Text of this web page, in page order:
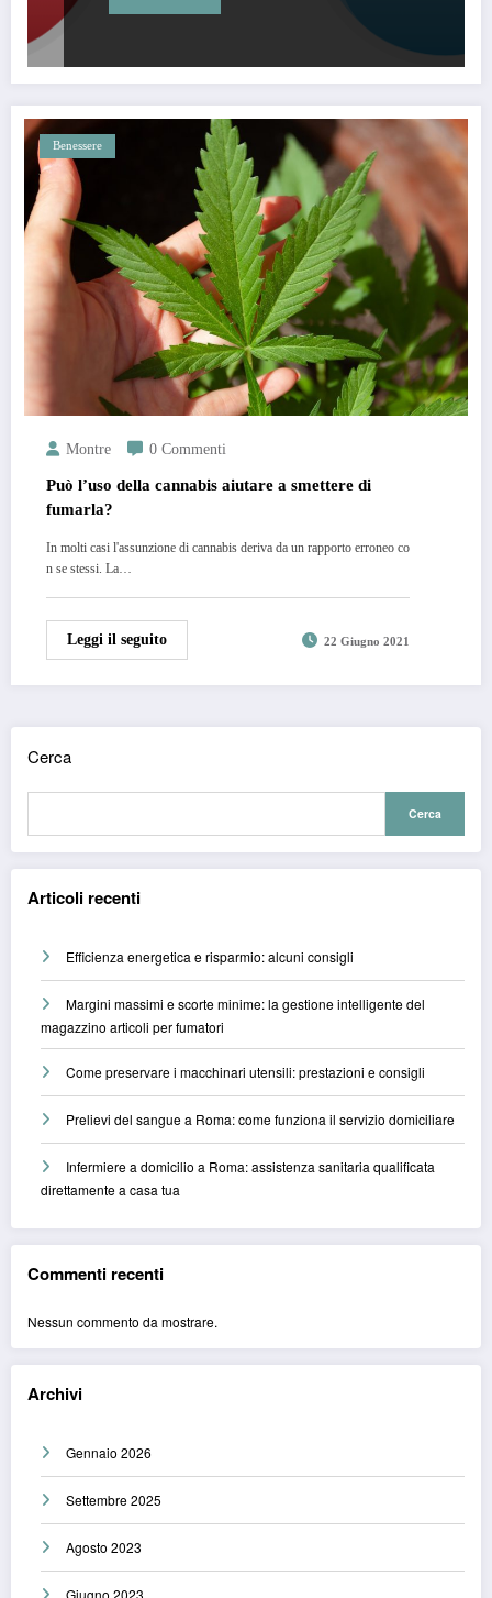
Benessere
Montre 0 Commenti
Può l’uso della cannabis aiutare a smettere di
fumarla?
In molti casi l'assunzione di cannabis deriva da un rapporto erroneo co
n se stessi. La…
Leggi il seguito 22 Giugno 2021
Cerca
Cerca
Articoli recenti
Efficienza energetica e risparmio: alcuni consigli
Margini massimi e scorte minime: la gestione intelligente del
magazzino articoli per fumatori
Come preservare i macchinari utensili: prestazioni e consigli
Prelievi del sangue a Roma: come funziona il servizio domiciliare
Infermiere a domicilio a Roma: assistenza sanitaria qualificata
direttamente a casa tua
Commenti recenti
Nessun commento da mostrare.
Archivi
Gennaio 2026
Settembre 2025
Agosto 2023